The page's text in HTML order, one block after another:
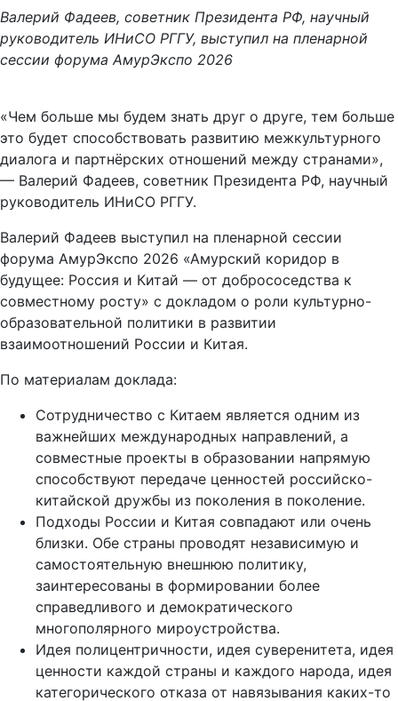
Валерий Фадеев, советник Президента РФ, научный
руководитель ИНиСО РГГУ, выступил на пленарной
сессии форума АмурЭкспо 2026
«Чем больше мы будем знать друг о друге, тем больше
это будет способствовать развитию межкультурного
диалога и партнёрских отношений между странами»,
— Валерий Фадеев, советник Президента РФ, научный
руководитель ИНиСО РГГУ.
Валерий Фадеев выступил на пленарной сессии
форума АмурЭкспо 2026 «Амурский коридор в
будущее: Россия и Китай — от добрососедства к
совместному росту» с докладом о роли культурно-
образовательной политики в развитии
взаимоотношений России и Китая.
По материалам доклада:
Сотрудничество с Китаем является одним из
важнейших международных направлений, а
совместные проекты в образовании напрямую
способствуют передаче ценностей российско-
китайской дружбы из поколения в поколение.
Подходы России и Китая совпадают или очень
близки. Обе страны проводят независимую и
самостоятельную внешнюю политику,
заинтересованы в формировании более
справедливого и демократического
многополярного мироустройства.
Идея полицентричности, идея суверенитета, идея
ценности каждой страны и каждого народа, идея
категорического отказа от навязывания каких-то